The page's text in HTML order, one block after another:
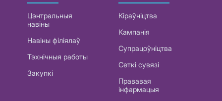
Цэнтральныя
навіны
Навіны філіялаў
Тэхнічныя работы
Закупкі
Кіраўніцтва
Кампанія
Супрацоўніцтва
Сеткі сувязі
Прававая
інфармацыя